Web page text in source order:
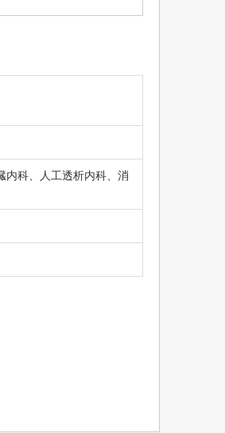
内科、人工透析内科、消